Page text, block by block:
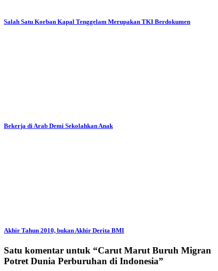
Salah Satu Korban Kapal Tenggelam Merupakan TKI Berdokumen
Bekerja di Arab Demi Sekolahkan Anak
Akhir Tahun 2010, bukan Akhir Derita BMI
Satu komentar untuk “Carut Marut Buruh Migran
Potret Dunia Perburuhan di Indonesia”